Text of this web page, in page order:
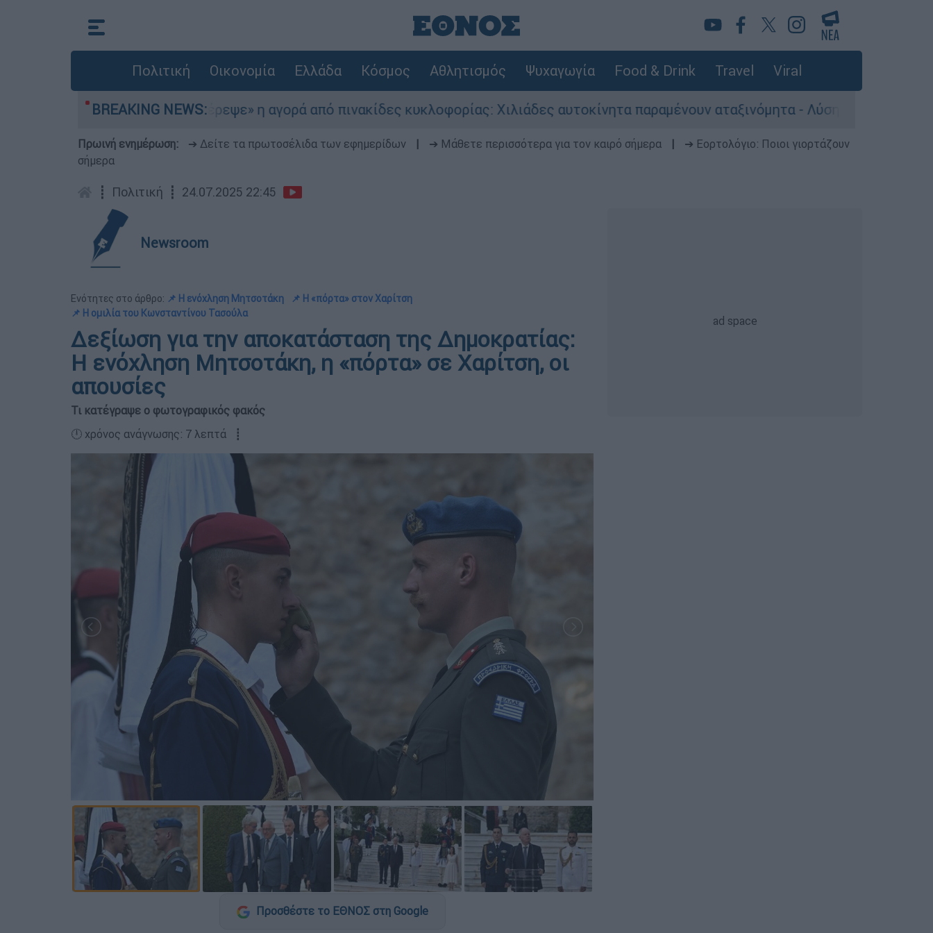
Πολιτική Οικονομία Ελλάδα Κόσμος Αθλητισμός Ψυχαγωγία Food & Drink Travel Viral
BREAKING NEWS:
«Στέρεψε» η αγορά από πινακίδες κυκλοφορίας: Χιλιάδες αυτοκίνητα παραμένουν αταξινόμητα - Λύση αναζητά το υπουργείο
Πρωινή ενημέρωση: ➔ Δείτε τα πρωτοσέλιδα των εφημερίδων ➔ Μάθετε περισσότερα για τον καιρό σήμερα
➔ Εορτολόγιο: Ποιοι γιορτάζουν
σήμερα
┋ Πολιτική ┋ 24.07.2025 22:45
Newsroom
Ενότητες στο άρθρο: 📌 Η ενόχληση Μητσοτάκη
📌 Η «πόρτα» στον Χαρίτση
📌 Η ομιλία του Κωνσταντίνου Τασούλα
Δεξίωση για την αποκατάσταση της Δημοκρατίας:
Η ενόχληση Μητσοτάκη, η «πόρτα» σε Χαρίτση, οι
απουσίες
Τι κατέγραψε ο φωτογραφικός φακός
🕛 χρόνος ανάγνωσης: 7 λεπτά ┋
Προσθέστε το ΕΘΝΟΣ στη Google